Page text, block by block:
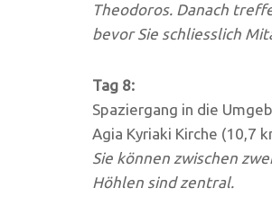
Theodoros. Danach
bevor Sie schliesslich
Tag 8:
Spaziergang in die
Agia Kyriaki Kirche (10,7
Sie können zwischen
Höhlen sind zentral.